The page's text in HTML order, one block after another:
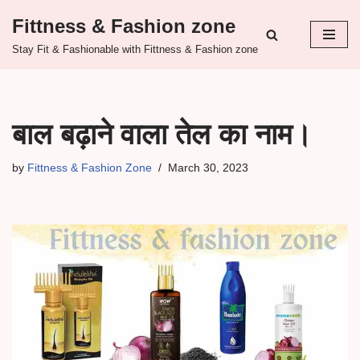
Skip
Fittness & Fashion zone
Stay Fit & Fashionable with Fittness & Fashion zone
बाल बढ़ाने वाला तेल का नाम।
by Fittness & Fashion Zone March 30, 2023